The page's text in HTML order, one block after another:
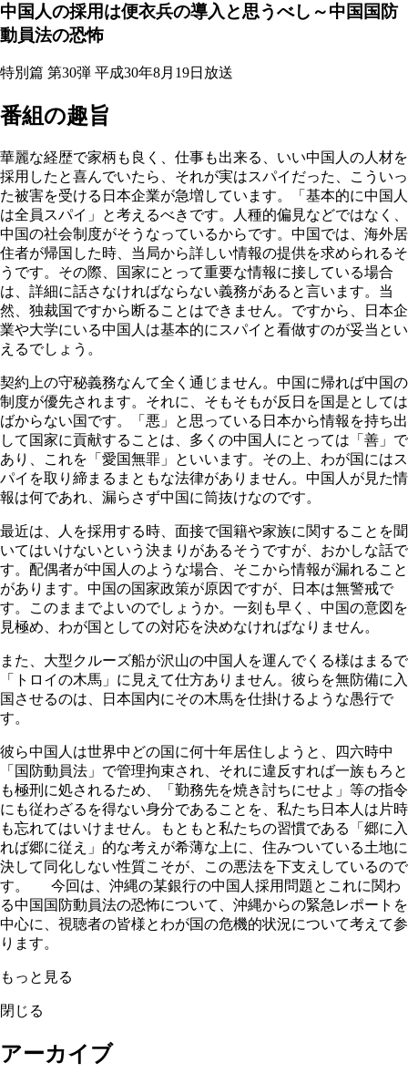
中国人の採用は便衣兵の導入と思うべし～中国国防
動員法の恐怖
特別篇 第30弾 平成30年8月19日放送
番組の趣旨
華麗な経歴で家柄も良く、仕事も出来る、いい中国人の人材を
採用したと喜んでいたら、それが実はスパイだった、こういっ
た被害を受ける日本企業が急増しています。「基本的に中国人
は全員スパイ」と考えるべきです。人種的偏見などではなく、
中国の社会制度がそうなっているからです。中国では、海外居
住者が帰国した時、当局から詳しい情報の提供を求められるそ
うです。その際、国家にとって重要な情報に接している場合
は、詳細に話さなければならない義務があると言います。当
然、独裁国ですから断ることはできません。ですから、日本企
業や大学にいる中国人は基本的にスパイと看做すのが妥当とい
えるでしょう。
契約上の守秘義務なんて全く通じません。中国に帰れば中国の
制度が優先されます。それに、そもそもが反日を国是としては
ばからない国です。「悪」と思っている日本から情報を持ち出
して国家に貢献することは、多くの中国人にとっては「善」で
あり、これを「愛国無罪」といいます。その上、わが国にはス
パイを取り締まるまともな法律がありません。中国人が見た情
報は何であれ、漏らさず中国に筒抜けなのです。
最近は、人を採用する時、面接で国籍や家族に関することを聞
いてはいけないという決まりがあるそうですが、おかしな話で
す。配偶者が中国人のような場合、そこから情報が漏れること
があります。中国の国家政策が原因ですが、日本は無警戒で
す。このままでよいのでしょうか。一刻も早く、中国の意図を
見極め、わが国としての対応を決めなければなりません。
また、大型クルーズ船が沢山の中国人を運んでくる様はまるで
「トロイの木馬」に見えて仕方ありません。彼らを無防備に入
国させるのは、日本国内にその木馬を仕掛けるような愚行で
す。
彼ら中国人は世界中どの国に何十年居住しようと、四六時中
「国防動員法」で管理拘束され、それに違反すれば一族もろと
も極刑に処されるため、「勤務先を焼き討ちにせよ」等の指令
にも従わざるを得ない身分であることを、私たち日本人は片時
も忘れてはいけません。もともと私たちの習慣である「郷に入
れば郷に従え」的な考えが希薄な上に、住みついている土地に
決して同化しない性質こそが、この悪法を下支えしているので
す。 今回は、沖縄の某銀行の中国人採用問題とこれに関わ
る中国国防動員法の恐怖について、沖縄からの緊急レポートを
中心に、視聴者の皆様とわが国の危機的状況について考えて参
ります。
もっと見る
閉じる
アーカイブ